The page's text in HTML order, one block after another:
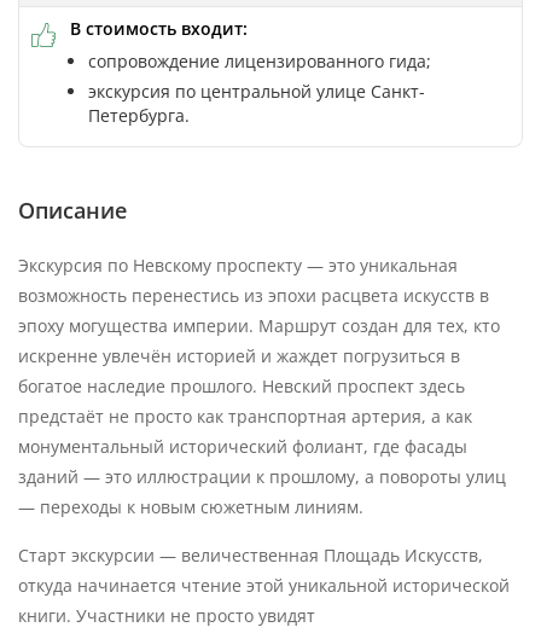
В стоимость входит:
сопровождение лицензированного гида;
экскурсия по центральной улице Санкт-
Петербурга.
Описание
Экскурсия по Невскому проспекту — это уникальная
возможность перенестись из эпохи расцвета искусств в
эпоху могущества империи. Маршрут создан для тех, кто
искренне увлечён историей и жаждет погрузиться в
богатое наследие прошлого. Невский проспект здесь
предстаёт не просто как транспортная артерия, а как
монументальный исторический фолиант, где фасады
зданий — это иллюстрации к прошлому, а повороты улиц
— переходы к новым сюжетным линиям.
Старт экскурсии — величественная Площадь Искусств,
откуда начинается чтение этой уникальной исторической
книги. Участники не просто увидят